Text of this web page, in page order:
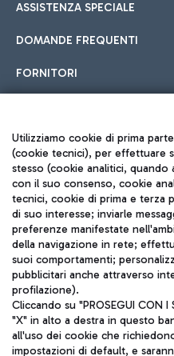
ASSISTENZA SPECIALE
DOMANDE FREQUENTI
FORNITORI
Seguici sui social
Utilizziamo cookie di prima
(cookie tecnici), per effettuare
stesso (cookie analitici, quando
con il suo consenso, cookie
tecnici, cookie di prima e terza
di suo interesse; inviarle
preferenze manifestate
della navigazione in rete;
suoi comportamenti;
pubblicitari anche attraverso
profilazione).
Cliccando su "PROSEGUI CON I
"X" in alto a destra in questo
all'uso dei cookie che
impostazioni di default, e